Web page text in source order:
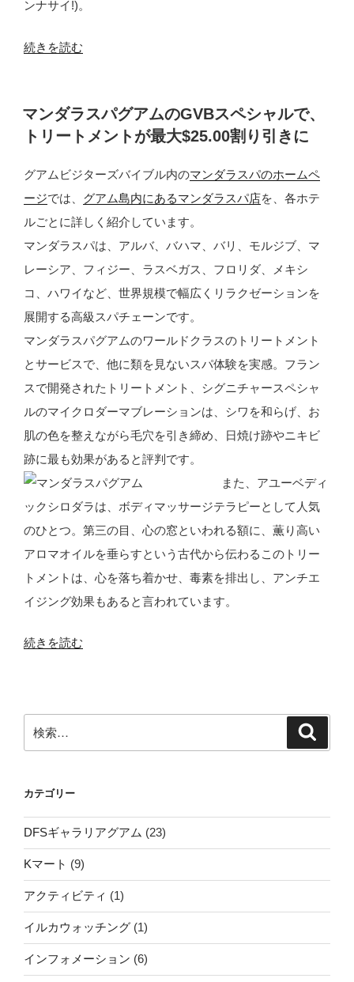
ンナサイ!)。
“マ
ラ
ス
に
続きを読む
稿
日:
マンダラスパグアムのGVBスペシャルで、
トリートメントが最大$25.00割り引きに
グアムビジターズバイブル内のマンダラスパのホームペ
ージでは、 グアム島内にあるマンダラスパ店を、各ホテ
ルごとに詳しく紹介しています。
マンダラスパは、アルバ、バハマ、バリ、モルジブ、マ
レーシア、フィジー、ラスベガス、フロリダ、メキシ
コ、ハワイなど、世界規模で幅広くリラクゼーションを
展開する高級スパチェーンです。
マンダラスパグアムのワールドクラスのトリートメント
とサービスで、他に類を見ないスパ体験を実感。フラン
スで開発されたトリートメント、シグニチャースペシャ
ルのマイクロダーマブレーションは、シワを和らげ、お
肌の色を整えながら毛穴を引き締め、日焼け跡やニキビ
跡に最も効果があると評判です。
また、アユーベディ
ックシロダラは、ボディマッサージテラピーとして人気
のひとつ。第三の目、心の窓といわれる額に、薫り高い
アロマオイルを垂らすという古代から伝わるこのトリー
トメントは、心を落ち着かせ、毒素を排出し、アンチエ
イジング効果もあると言われています。
“マ
ラ
ス
ム
GVB
ス
ペ
ャ
続きを読む
索:
カテゴリー
DFSギャラリアグアム (23)
Kマート (9)
アクティビティ (1)
イルカウォッチング (1)
インフォメーション (6)